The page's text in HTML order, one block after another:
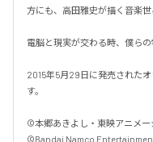
方にも、高田雅史が描く音楽世
電脳と現実が交わる時、僕らの
2015年5月29日に発売された
す。
©本郷あきよし・東映アニメー
©Bandai Namco